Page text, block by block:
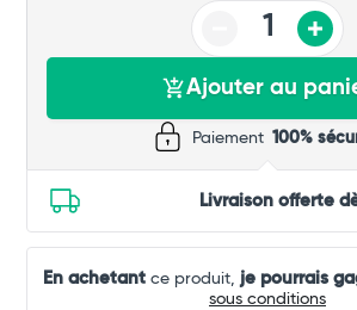
Ajouter au
Paiement 100%
Livraison offerte
En achetantce produit, je pourrais
sous conditions